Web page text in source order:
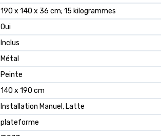
‎190 x 140 x 36 cm; 15 kilogrammes
‎Oui
‎Inclus
‎Métal
‎Peinte
‎140 x 190 cm
‎Installation Manuel, Latte
‎plateforme